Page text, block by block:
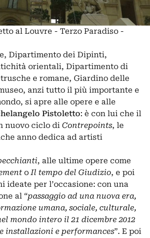
al Louvre - Terzo Paradiso -
Dipartimento dei Dipinti,
orientali, Dipartimento di
e romane, Giardino delle
anzi tutto il più importante e
si apre alle opere e alle
Pistoletto: è con lui che il
nuovo ciclo di Contrepoints, le
anno dedica ad artisti
, alle ultime opere come
oIl tempo del Giudizio, e poi
ideate per l’occasione: con una
al “passaggio ad una nuova era,
umana, sociale, culturale,
mondo intero il 21 dicembre 2012
installazioni e performances”. E poi